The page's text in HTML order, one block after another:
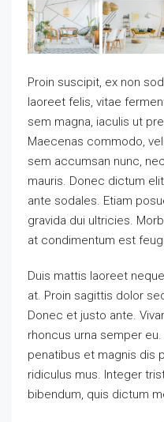
Proin suscipit, ex non
laoreet felis, vitae
sem magna, iaculis ut
Maecenas commodo,
sem accumsan nunc,
mauris. Donec dictum
ante sodales. Etiam
gravida dui ultricies.
at condimentum est
Duis mattis laoreet
at. Proin sagittis dolor
Donec et justo ante.
rhoncus urna semper
penatibus et magnis dis
ridiculus mus. Integer
bibendum, quis dictum